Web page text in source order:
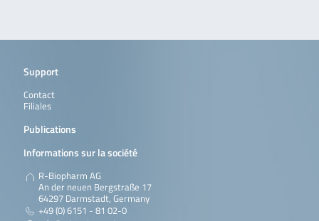
Support
Contact
Filiales
Publications
Informations sur la société
R-Biopharm AG
An der neuen Bergstraße 17
64297 Darmstadt, Germany
+49 (0) 6151 - 81 02-0